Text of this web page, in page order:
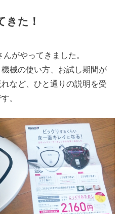
きた！
がやってきました。
械の使い方、お試し期間が
など、ひと通りの説明を受
。